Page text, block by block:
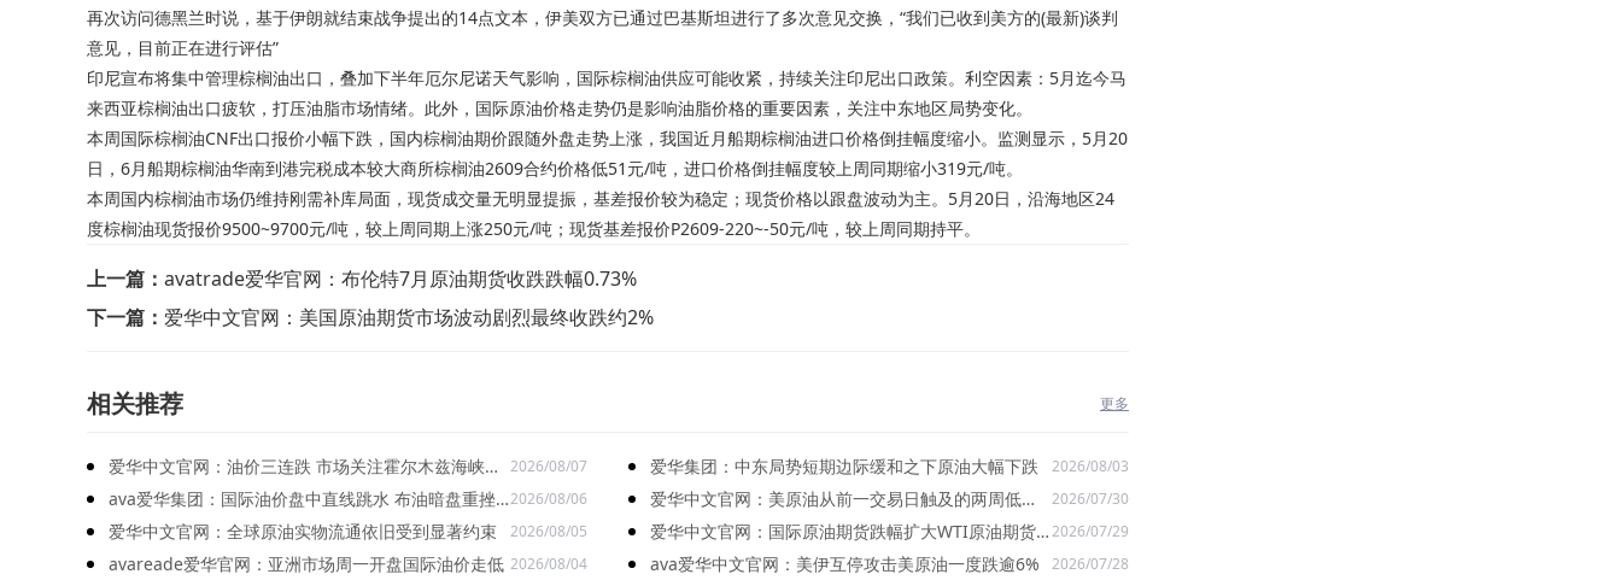
再次访问德黑兰时说，基于伊朗就结束战争提出的14点文本，伊美双方已通过巴基斯坦进行了多次意见交换，“我们已收到美方的(最新)谈判
意见，目前正在进行评估”
印尼宣布将集中管理棕榈油出口，叠加下半年厄尔尼诺天气影响，国际棕榈油供应可能收紧，持续关注印尼出口政策。利空因素：5月迄今马
来西亚棕榈油出口疲软，打压油脂市场情绪。此外，国际原油价格走势仍是影响油脂价格的重要因素，关注中东地区局势变化。
本周国际棕榈油CNF出口报价小幅下跌，国内棕榈油期价跟随外盘走势上涨，我国近月船期棕榈油进口价格倒挂幅度缩小。监测显示，5月20
日，6月船期棕榈油华南到港完税成本较大商所棕榈油2609合约价格低51元/吨，进口价格倒挂幅度较上周同期缩小319元/吨。
本周国内棕榈油市场仍维持刚需补库局面，现货成交量无明显提振，基差报价较为稳定；现货价格以跟盘波动为主。5月20日，沿海地区24
度棕榈油现货报价9500~9700元/吨，较上周同期上涨250元/吨；现货基差报价P2609-220~-50元/吨，较上周同期持平。
上一篇： avatrade爱华官网：布伦特7月原油期货收跌跌幅0.73%
下一篇： 爱华中文官网：美国原油期货市场波动剧烈最终收跌约2%
相关推荐 更多
爱华中文官网：油价三连跌 市场关注霍尔木兹海峡协
议进展
2026/08/07
ava爱华集团：国际油价盘中直线跳水 布油暗盘重挫
7.5%
2026/08/06
爱华中文官网：全球原油实物流通依旧受到显著约束 2026/08/05
avareade爱华官网：亚洲市场周一开盘国际油价走低 2026/08/04
爱华集团：中东局势短期边际缓和之下原油大幅下跌 2026/08/03
爱华中文官网：美原油从前一交易日触及的两周低位
回升
2026/07/30
爱华中文官网：国际原油期货跌幅扩大WTI原油期货
价格跌8.06%
2026/07/29
ava爱华中文官网：美伊互停攻击美原油一度跌逾6% 2026/07/28